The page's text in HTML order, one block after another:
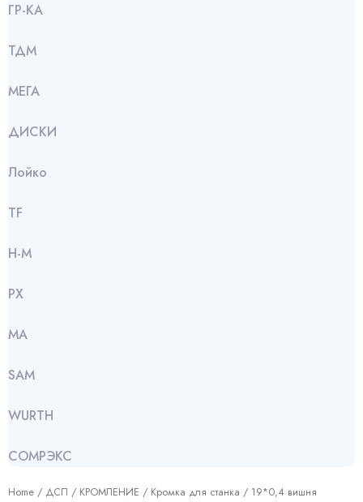
ГР-КА
ТДМ
МЕГА
ДИСКИ
Лойко
TF
Н-М
РХ
МА
SАМ
WURTH
СОМРЭКС
Home / ДСП / КРОМЛЕНИЕ / Кромка для станка / 19*0,4 вишня